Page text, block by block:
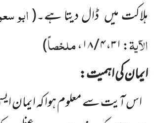
ہلاکت میں ڈال دیتا ہے۔(ابو
الآیۃ: ۳۱، ۴ / ۱۸، ملخصاً)
ایمان کی اہمیت:
اس آیت سے معلوم ہوا کہ ایمان